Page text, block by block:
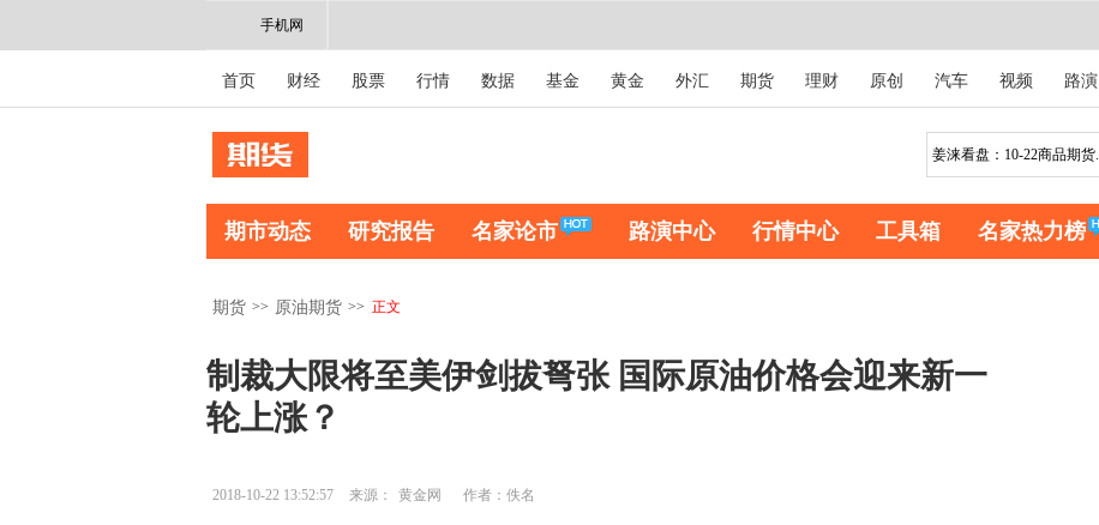
手机网
首页 财经 股票 行情 数据 基金 黄金 外汇 期货 理财 原创 汽车 视频 路演
期市动态 研究报告 名家论市 路演中心 行情中心 工具箱 名家热力榜
期货 >> 原油期货 >> 正文
制裁大限将至美伊剑拔弩张 国际原油价格会迎来新一
轮上涨？
2018-10-22 13:52:57 来源： 黄金网 作者：佚名